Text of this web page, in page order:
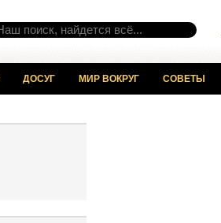
ДОСУГ МИР ВОКРУГ СОВЕТЫ